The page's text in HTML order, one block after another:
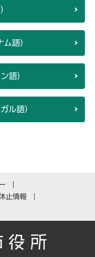
語）
語）
ル語）
止情報